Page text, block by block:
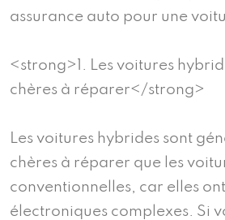
assurance auto pour une
<strong>1. Les voitures
chères à réparer</strong>
Les voitures hybrides sont
chères à réparer que les
conventionnelles, car elles
électroniques complexes. Si